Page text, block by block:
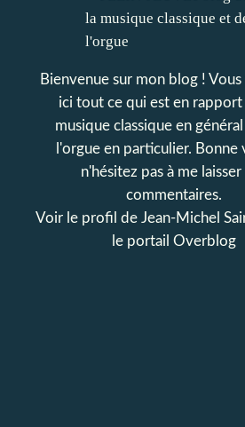
Bienvenue sur mon blog !
ici tout ce qui est en rapport
musique classique en
l'orgue en particulier. Bonne
n'hésitez pas à me laisser
commentaires.
Voir le profil de Jean-Michel
le portail Overblog